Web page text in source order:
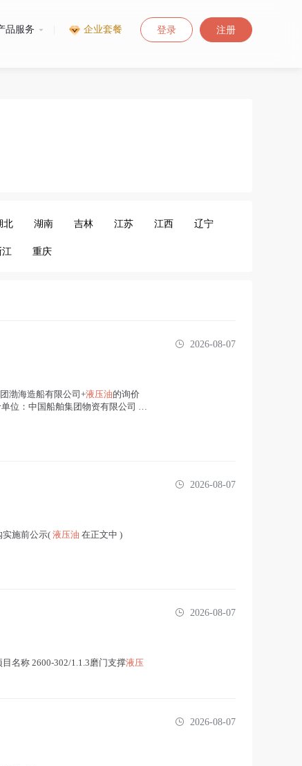
品服务 企业套餐 登录 注册
北 湖南 吉林 江苏 江西 辽宁
江 重庆
渤海造船有限公司+液压油的询价
位：中国船舶集团物资有限公司 签
2026-08-07
实施前公示(液压油 在正文中 )
2026-08-07
名称 2600-302/1.1.3磨门支撑液压
2026-08-07
2026-08-07